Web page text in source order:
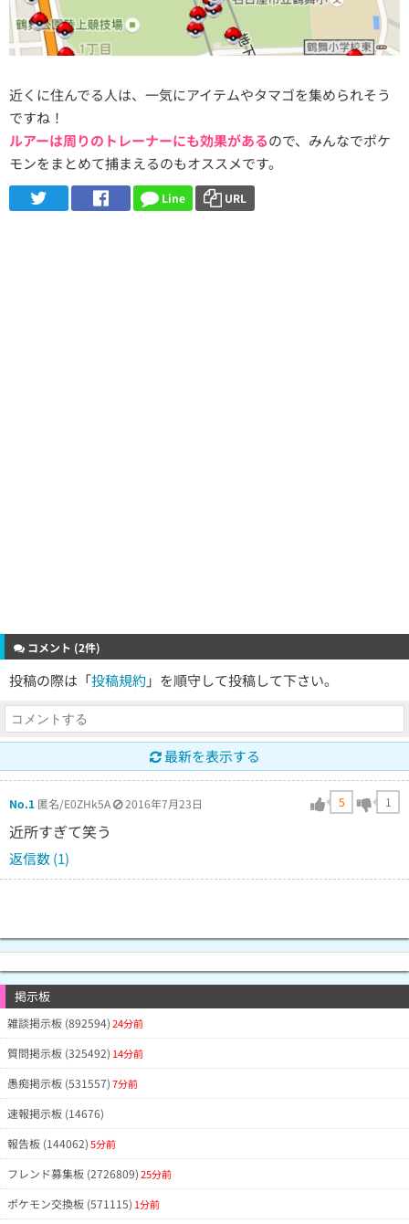
近くに住んでる人は、一気にアイテムやタマゴを集められそう
ですね！
ルアーは周りのトレーナーにも効果があるので、みんなでポケ
モンをまとめて捕まえるのもオススメです。
Line URL
コメント (2件)
投稿の際は「投稿規約 」を順守して投稿して下さい。
最新を表示する
No.1 匿名/E0ZHk5A 2016年7月23日 5 1
近所すぎて笑う
返信数 (1)
掲示板
雑談掲示板 (892594)24分前
質問掲示板 (325492) 14分前
愚痴掲示板 (531557)7分前
速報掲示板 (14676)
報告板 (144062)5分前
フレンド募集板 (2726809)25分前
ポケモン交換板 (571115) 1分前